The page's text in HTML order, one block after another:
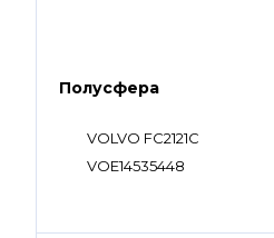
Полусфера
VOLVO FC2121C
VOE14535448